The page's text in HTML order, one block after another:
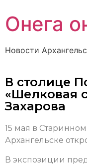
Онега
Новости
В столице
«Шелковая
Захарова
15 мая в
Архангельске
В экспозиции